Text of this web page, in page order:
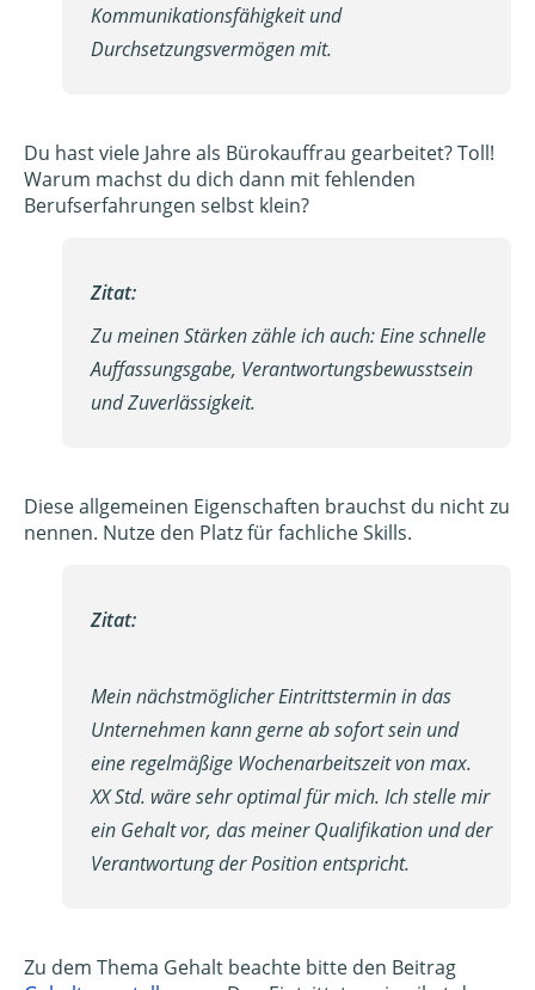
Kommunikationsfähigkeit und
Durchsetzungsvermögen mit.
Du hast viele Jahre als Bürokauffrau gearbeitet? Toll!
Warum machst du dich dann mit fehlenden
Berufserfahrungen selbst klein?
Zitat:
Zu meinen Stärken zähle ich auch: Eine schnelle
Auffassungsgabe, Verantwortungsbewusstsein
und Zuverlässigkeit.
Diese allgemeinen Eigenschaften brauchst du nicht zu
nennen. Nutze den Platz für fachliche Skills.
Zitat:
Mein nächstmöglicher Eintrittstermin in das
Unternehmen kann gerne ab sofort sein und
eine regelmäßige Wochenarbeitszeit von max.
XX Std. wäre sehr optimal für mich. Ich stelle mir
ein Gehalt vor, das meiner Qualifikation und der
Verantwortung der Position entspricht.
Zu dem Thema Gehalt beachte bitte den Beitrag